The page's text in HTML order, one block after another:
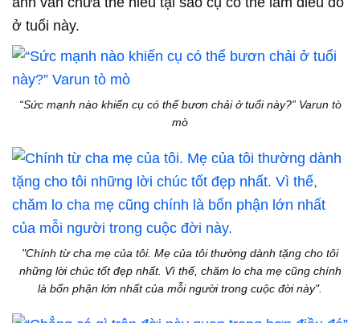
ở tuổi này.
“Sức mạnh nào khiến cụ có thể bươn chải ở tuổi này?” Varun tò
mò
"Chính từ cha mẹ của tôi. Mẹ của tôi thường dành tặng cho tôi
những lời chúc tốt đẹp nhất. Vì thế, chăm lo cha mẹ cũng chính
là bổn phận lớn nhất của mỗi người trong cuộc đời này".